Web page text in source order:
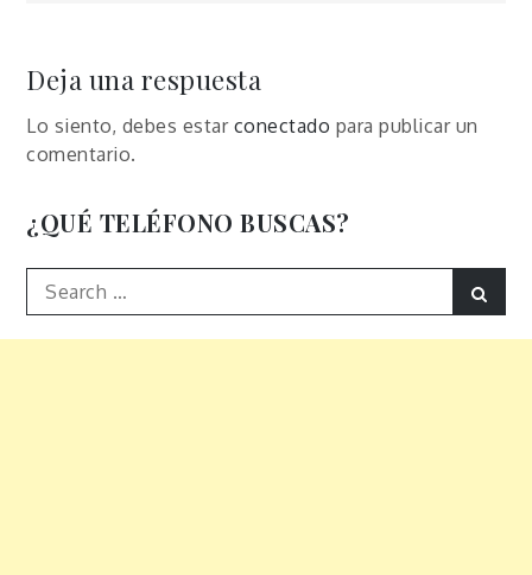
entradas
Deja una respuesta
Lo siento, debes estar conectado para publicar un
comentario.
¿QUÉ TELÉFONO BUSCAS?
Search
for: